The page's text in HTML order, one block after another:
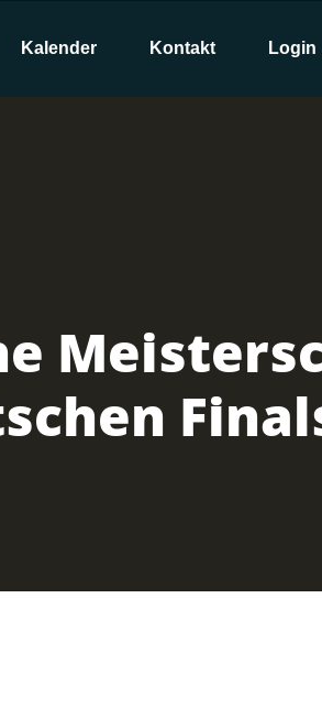
Kalender Kontakt Login